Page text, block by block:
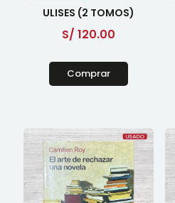
ULISES (2 TOMOS)
S/ 120.00
Comprar